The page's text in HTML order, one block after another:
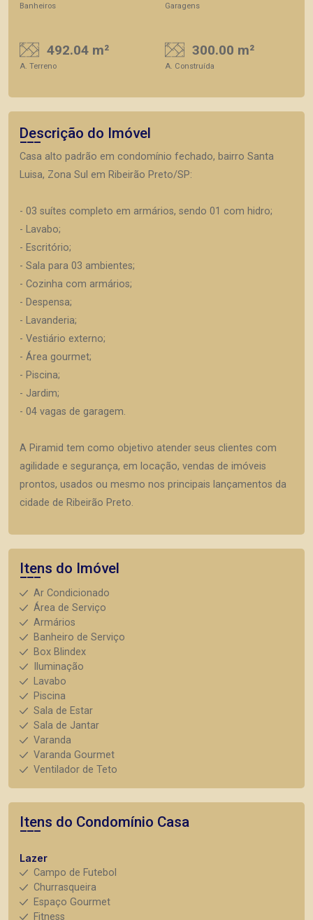
Banheiros Garagens
492.04 m²
A. Terreno
300.00 m²
A. Construída
Descrição do Imóvel
Casa alto padrão em condomínio fechado, bairro Santa
Luisa, Zona Sul em Ribeirão Preto/SP:
- 03 suítes completo em armários, sendo 01 com hidro;
- Lavabo;
- Escritório;
- Sala para 03 ambientes;
- Cozinha com armários;
- Despensa;
- Lavanderia;
- Vestiário externo;
- Área gourmet;
- Piscina;
- Jardim;
- 04 vagas de garagem.
A Piramid tem como objetivo atender seus clientes com
agilidade e segurança, em locação, vendas de imóveis
prontos, usados ou mesmo nos principais lançamentos da
cidade de Ribeirão Preto.
Itens do Imóvel
Ar Condicionado
Área de Serviço
Armários
Banheiro de Serviço
Box Blindex
Iluminação
Lavabo
Piscina
Sala de Estar
Sala de Jantar
Varanda
Varanda Gourmet
Ventilador de Teto
Itens do Condomínio Casa
Lazer
Campo de Futebol
Churrasqueira
Espaço Gourmet
Fitness